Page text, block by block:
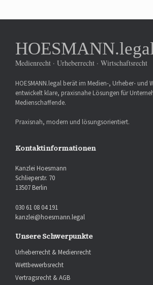
Medienrecht · Urheberrecht · Wirtschaftsrecht
HOESMANN.legal berät im Medien-, Urheber- und
entwickelt klare, praxisnahe Lösungen für
Medienschaffende.
Praxisnah, modern und lösungsorientiert.
Kontaktinformationen
Kanzlei Hoesmann
Schlieperstr. 70
13507 Berlin
030 61 08 04 191
kanzlei@hoesmann.legal
Unsere Schwerpunkte
Urheberrecht & Medienrecht
Wettbewerbsrecht
Vertragsrecht & AGB